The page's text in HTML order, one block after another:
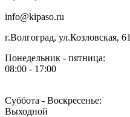
info@kipaso.ru
г.Волгоград, ул.Козловская, 61
Понедельник - пятница:
08:00 - 17:00
Суббота - Воскресенье:
Выходной